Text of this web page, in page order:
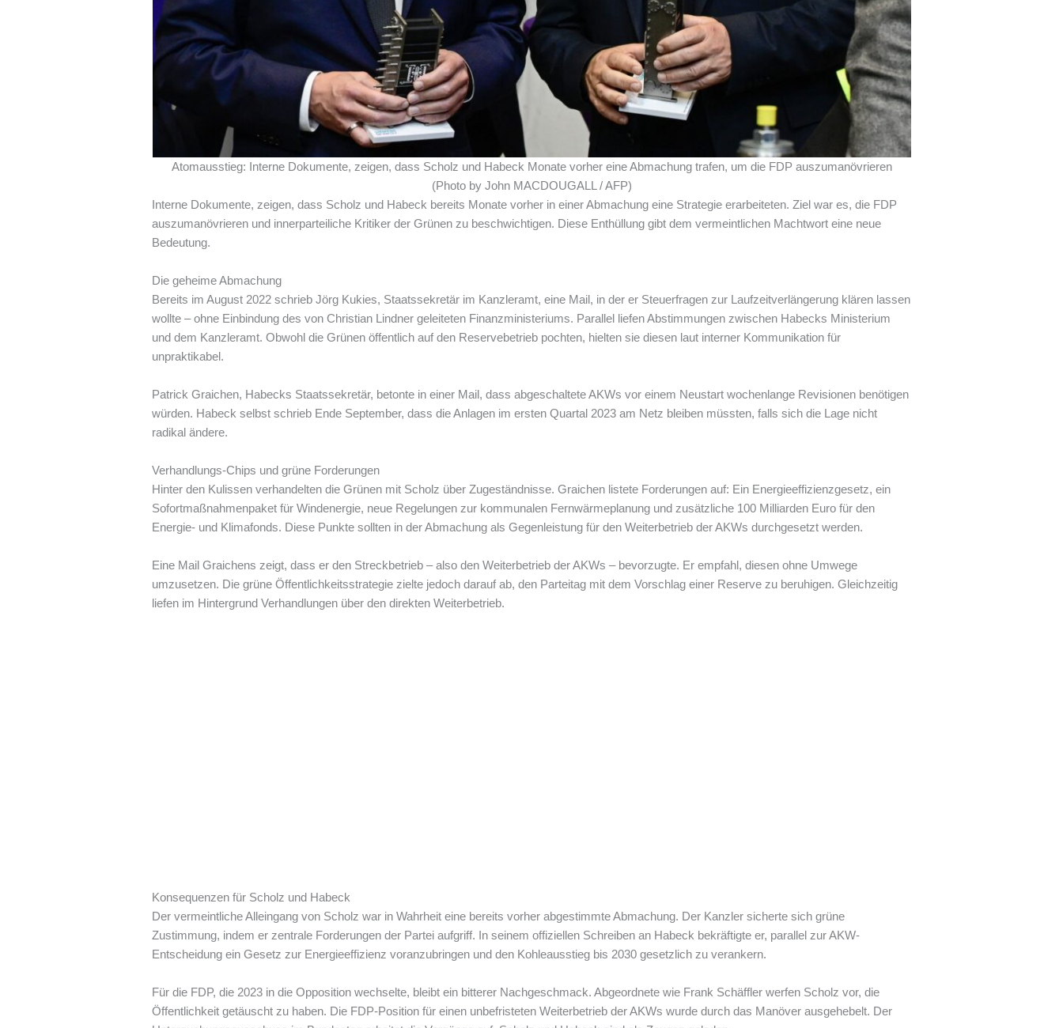
Atomausstieg: Interne Dokumente, zeigen, dass Scholz und Habeck Monate vorher eine Abmachung trafen, um die FDP auszumanövrieren
(Photo by John MACDOUGALL / AFP)
Interne Dokumente, zeigen, dass Scholz und Habeck bereits Monate vorher in einer Abmachung eine Strategie erarbeiteten. Ziel war es, die FDP
auszumanövrieren und innerparteiliche Kritiker der Grünen zu beschwichtigen. Diese Enthüllung gibt dem vermeintlichen Machtwort eine neue
Bedeutung.
Die geheime Abmachung
Bereits im August 2022 schrieb Jörg Kukies, Staatssekretär im Kanzleramt, eine Mail, in der er Steuerfragen zur Laufzeitverlängerung klären lassen
wollte – ohne Einbindung des von Christian Lindner geleiteten Finanzministeriums. Parallel liefen Abstimmungen zwischen Habecks Ministerium
und dem Kanzleramt. Obwohl die Grünen öffentlich auf den Reservebetrieb pochten, hielten sie diesen laut interner Kommunikation für
unpraktikabel.
Patrick Graichen, Habecks Staatssekretär, betonte in einer Mail, dass abgeschaltete AKWs vor einem Neustart wochenlange Revisionen benötigen
würden. Habeck selbst schrieb Ende September, dass die Anlagen im ersten Quartal 2023 am Netz bleiben müssten, falls sich die Lage nicht
radikal ändere.
Verhandlungs-Chips und grüne Forderungen
Hinter den Kulissen verhandelten die Grünen mit Scholz über Zugeständnisse. Graichen listete Forderungen auf: Ein Energieeffizienzgesetz, ein
Sofortmaßnahmenpaket für Windenergie, neue Regelungen zur kommunalen Fernwärmeplanung und zusätzliche 100 Milliarden Euro für den
Energie- und Klimafonds. Diese Punkte sollten in der Abmachung als Gegenleistung für den Weiterbetrieb der AKWs durchgesetzt werden.
Eine Mail Graichens zeigt, dass er den Streckbetrieb – also den Weiterbetrieb der AKWs – bevorzugte. Er empfahl, diesen ohne Umwege
umzusetzen. Die grüne Öffentlichkeitsstrategie zielte jedoch darauf ab, den Parteitag mit dem Vorschlag einer Reserve zu beruhigen. Gleichzeitig
liefen im Hintergrund Verhandlungen über den direkten Weiterbetrieb.
Konsequenzen für Scholz und Habeck
Der vermeintliche Alleingang von Scholz war in Wahrheit eine bereits vorher abgestimmte Abmachung. Der Kanzler sicherte sich grüne
Zustimmung, indem er zentrale Forderungen der Partei aufgriff. In seinem offiziellen Schreiben an Habeck bekräftigte er, parallel zur AKW-
Entscheidung ein Gesetz zur Energieeffizienz voranzubringen und den Kohleausstieg bis 2030 gesetzlich zu verankern.
Für die FDP, die 2023 in die Opposition wechselte, bleibt ein bitterer Nachgeschmack. Abgeordnete wie Frank Schäffler werfen Scholz vor, die
Öffentlichkeit getäuscht zu haben. Die FDP-Position für einen unbefristeten Weiterbetrieb der AKWs wurde durch das Manöver ausgehebelt. Der